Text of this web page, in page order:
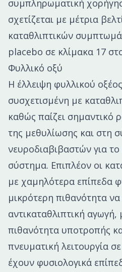
συμπληρωματική
σχετίζεται με μέτρια
καταθλιπτικών
placebo σε κλίμακα 17
Φυλλικό οξύ
Η έλλειψη φυλλικού οξέος
συσχετισμένη με
καθώς παίζει σημαντικό
της μεθυλίωσης και στη
νευροδιαβιβαστών για το
σύστημα. Επιπλέον οι
με χαμηλότερα επίπεδα
μικρότερη πιθανότητα
αντικαταθλιπτική αγωγή,
πιθανότητα υποτροπής
πνευματική λειτουργία
έχουν φυσιολογικά